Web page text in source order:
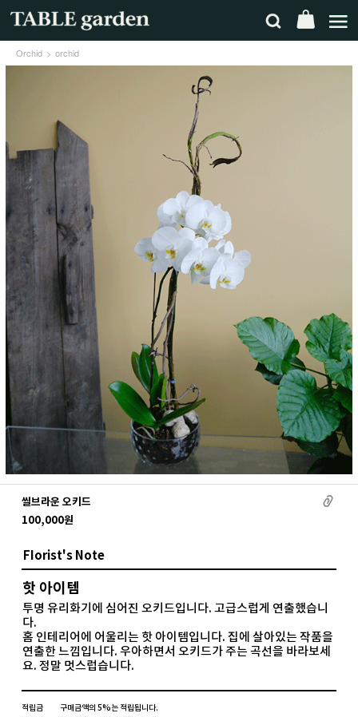
Orchid orchid
씰브라운 오키드
100,000원
FIorist's Note
핫 아이템
투명 유리화기에 심어진 오키드입니다. 고급스럽게 연출했습니
다.
홈 인테리어에 어울리는 핫 아이템입니다. 집에 살아있는 작품을
연출한 느낌입니다. 우아하면서 오키드가 주는 곡선을 바라보세
요. 정말 멋스럽습니다.
적립금
구매금액의 5%는 적립됩니다.